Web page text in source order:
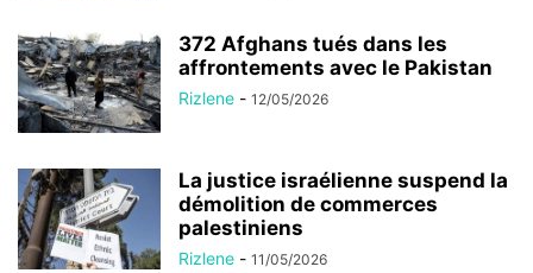
372 Afghans tués dans les
affrontements avec le Pakistan
Rizlene - 12/05/2026
La justice israélienne suspend la
démolition de commerces
palestiniens
Rizlene - 11/05/2026